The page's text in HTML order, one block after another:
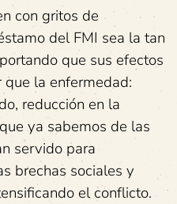
con gritos de
del FMI sea la tan
que sus efectos
la enfermedad:
reducción en la
ya sabemos de las
servido para
brechas sociales y
el conflicto.